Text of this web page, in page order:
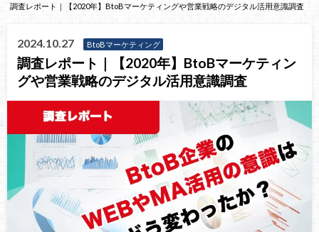
調査レポート｜【2020年】BtoBマーケティングや営業戦略のデジタル活用意識調査
2024.10.27 BtoBマーケティング
調査レポート｜【2020年】BtoBマーケティン
グや営業戦略のデジタル活用意識調査